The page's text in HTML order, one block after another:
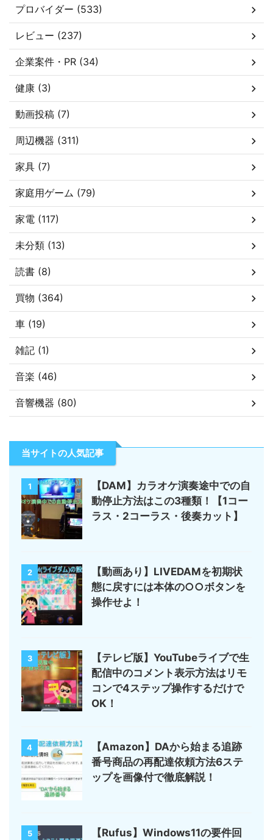
プロバイダー (533)
レビュー (237)
企業案件・PR (34)
健康 (3)
動画投稿 (7)
周辺機器 (311)
家具 (7)
家庭用ゲーム (79)
家電 (117)
未分類 (13)
読書 (8)
買物 (364)
車 (19)
雑記 (1)
音楽 (46)
音響機器 (80)
当サイトの人気記事
1
【DAM】カラオケ演奏途中での自
動停止方法はこの3種類！【1コー
ラス・2コーラス・後奏カット】
2
【動画あり】LIVEDAMを初期状
態に戻すには本体の○○ボタンを
操作せよ！
3
【テレビ版】YouTubeライブで生
配信中のコメント表示方法はリモ
コンで4ステップ操作するだけで
OK！
4
【Amazon】DAから始まる追跡
番号商品の再配達依頼方法6ステ
ップを画像付で徹底解説！
5 【Rufus】Windows11の要件回